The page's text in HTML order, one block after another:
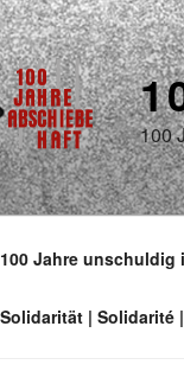
100
100 Jahre unschuldig